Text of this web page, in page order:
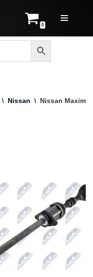
0
\ Nissan \ Nissan Maxima